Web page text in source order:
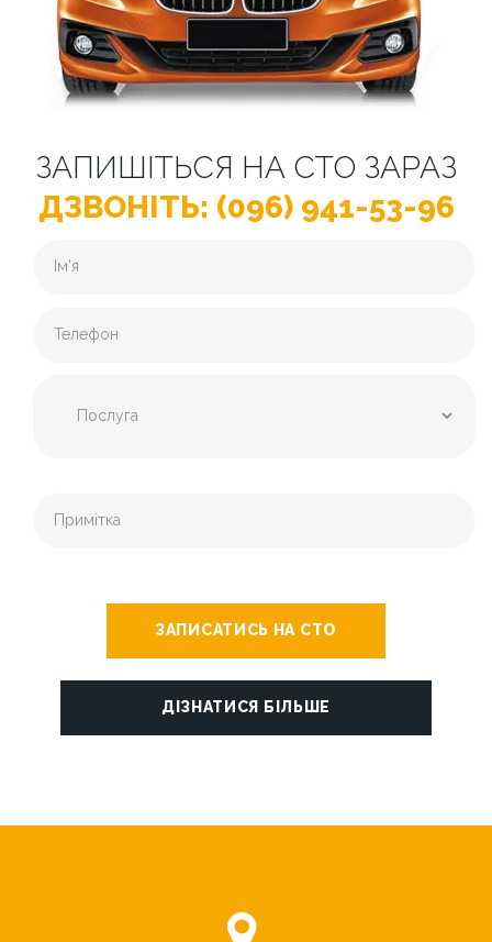
ЗАПИШІТЬСЯ НА СТО ЗАРАЗ
ДЗВОНІТЬ: (096) 941-53-96
ЗАПИСАТИСЬ НА СТО
ДІЗНАТИСЯ БІЛЬШЕ